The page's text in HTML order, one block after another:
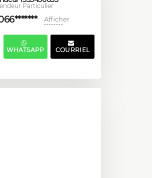
Particulier
Afficher
COURRIEL
WHATSAPP